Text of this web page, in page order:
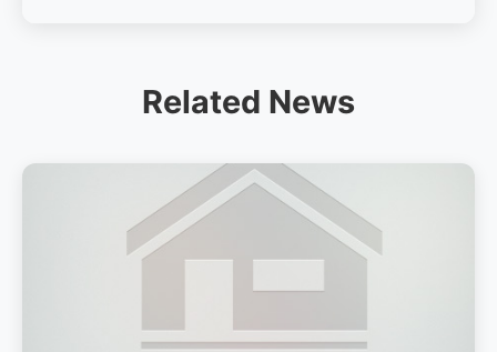
Related News